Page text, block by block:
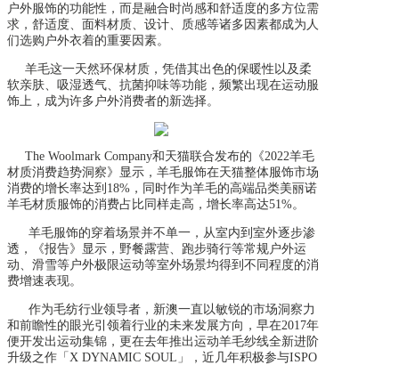
户外服饰的功能性，而是融合时尚感和舒适度的多方位需
求，舒适度、面料材质、设计、质感等诸多因素都成为人
们选购户外衣着的重要因素。
羊毛这一天然环保材质，凭借其出色的保暖性以及柔
软亲肤、吸湿透气、抗菌抑味等功能，频繁出现在运动服
饰上，成为许多户外消费者的新选择。
The Woolmark Company和天猫联合发布的《2022羊毛
材质消费趋势洞察》显示，羊毛服饰在天猫整体服饰市场
消费的增长率达到18%，同时作为羊毛的高端品类美丽诺
羊毛材质服饰的消费占比同样走高，增长率高达51%。
羊毛服饰的穿着场景并不单一，从室内到室外逐步渗
透，《报告》显示，野餐露营、跑步骑行等常规户外运
动、滑雪等户外极限运动等室外场景均得到不同程度的消
费增速表现。
作为毛纺行业领导者，新澳一直以敏锐的市场洞察力
和前瞻性的眼光引领着行业的未来发展方向，早在2017年
便开发出运动集锦，更在去年推出运动羊毛纱线全新进阶
升级之作「X DYNAMIC SOUL」，近几年积极参与ISPO